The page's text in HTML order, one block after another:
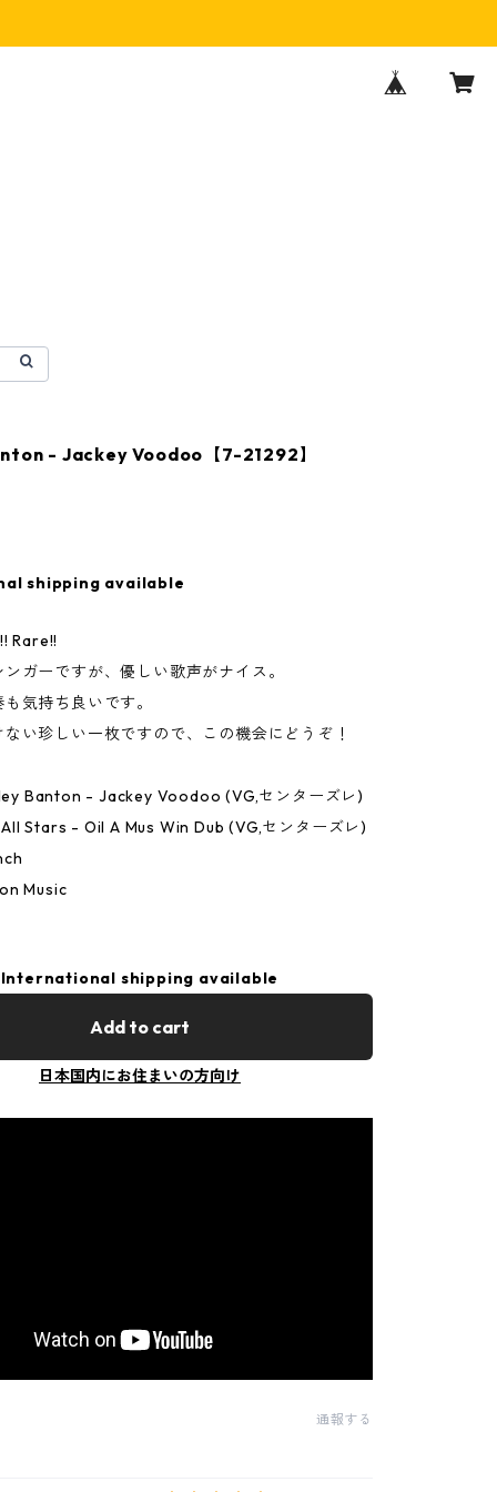
- Jackey Voodoo【7-21292】
shipping available
Rare!!
ガーですが、優しい歌声がナイス。
気持ち良いです。
ない珍しい一枚ですので、この機会にどうぞ！
Banton - Jackey Voodoo (VG,センターズレ)
Stars - Oil A Mus Win Dub (VG,センターズレ)
Music
International shipping available
Add to cart
日本国内にお住まいの方向け
通報する